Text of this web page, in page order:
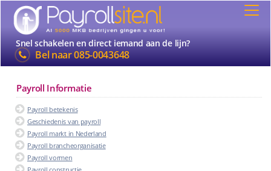
Snel schakelen en direct iemand aan de lijn?
Bel naar085-0043648
Payroll Informatie
Payroll betekenis
Geschiedenis van payroll
Payroll markt in Nederland
Payroll brancheorganisatie
Payroll vormen